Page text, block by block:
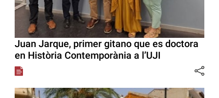
Juan Jarque, primer gitano que es doctora
en Història Contemporània a l’UJI